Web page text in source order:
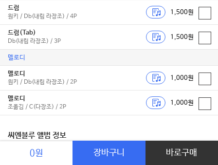
드럼
원키 / Db(내림 라장조) / 4P
1,500원
드럼(Tab)
Db(내림 라장조) / 3P
1,500원
멜로디
멜로디
원키 / Db(내림 라장조) / 2P
1,000원
멜로디
조옮김 / C(다장조) / 2P
1,000원
씨엔블루 앨범 정보
0원 장바구니 바로구매